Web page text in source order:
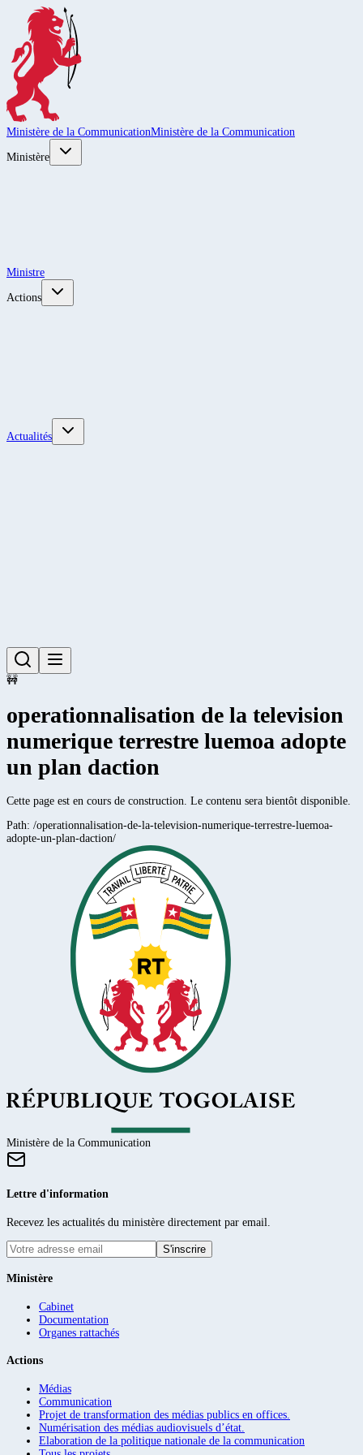
Ministère de la CommunicationMinistère de la Communication
Ministère
Ministre
Actions
Actualités
🚧
operationnalisation de la television
numerique terrestre luemoa adopte
un plan daction
Cette page est en cours de construction. Le contenu sera bientôt disponible.
Path: /operationnalisation-de-la-television-numerique-terrestre-luemoa-
adopte-un-plan-daction/
Ministère de la Communication
Lettre d'information
Recevez les actualités du ministère directement par email.
S'inscrire
Ministère
Cabinet
Documentation
Organes rattachés
Actions
Médias
Communication
Projet de transformation des médias publics en offices.
Numérisation des médias audiovisuels d’état.
Elaboration de la politique nationale de la communication